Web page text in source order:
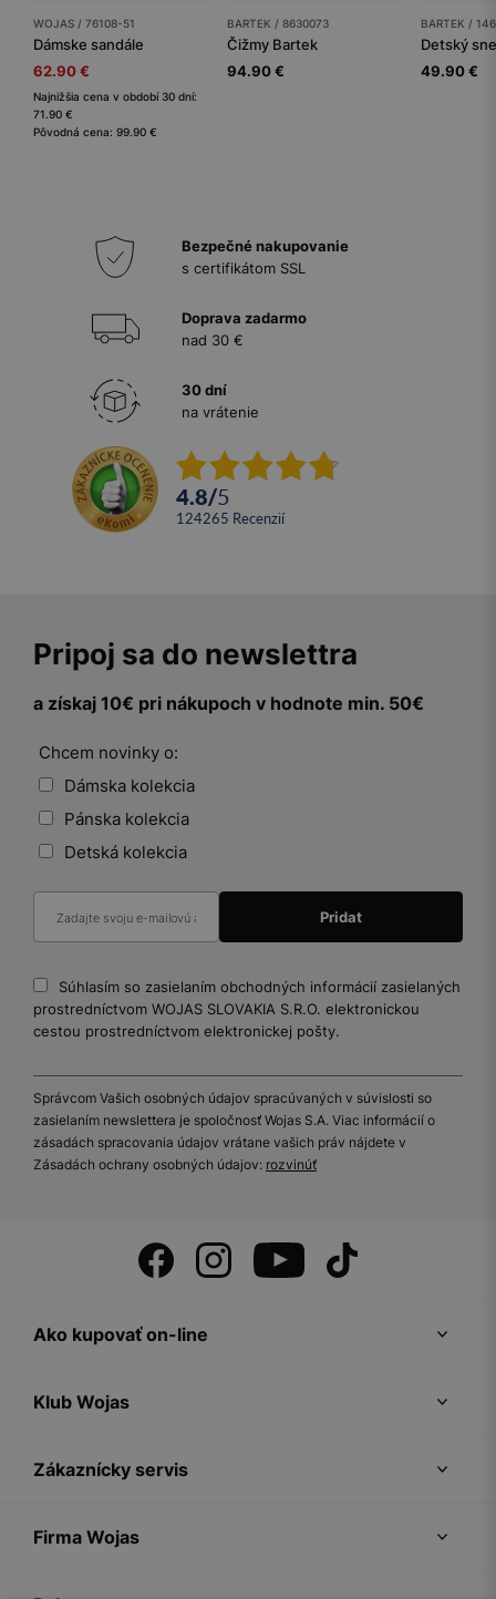
WOJAS / 76108-51
Dámske sandále
62.90 €
Najnižšia cena v období 30 dní:
71.90 €
Pôvodná cena: 99.90 €
BARTEK / 8630073
Čižmy Bartek
94.90 €
BARTEK /
Detský
49.90 €
Bezpečné nakupovanie
s certifikátom SSL
Doprava zadarmo
nad 30 €
30 dní
na vrátenie
4.8/5
124265 recenzií
Pripoj sa do newslettra
a získaj 10€ pri nákupoch v hodnote min. 50€
Chcem novinky o:
Dámska kolekcia
Pánska kolekcia
Detská kolekcia
Súhlasím so zasielaním obchodných informácií zasielaných
prostredníctvom WOJAS SLOVAKIA S.R.O. elektronickou
cestou prostredníctvom elektronickej pošty.
Správcom Vašich osobných údajov spracúvaných v súvislosti so
zasielaním newslettera je spoločnosť Wojas S.A. Viac informácií o
zásadách spracovania údajov vrátane vašich práv nájdete v
Zásadách ochrany osobných údajov: rozvinúť
Ako kupovať on-line
Klub Wojas
Zákaznícky servis
Firma Wojas